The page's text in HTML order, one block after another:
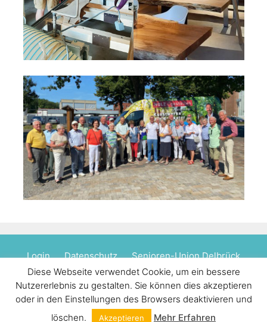
Login Datenschutz
Senioren-Union Delbrück
CDU Senioren Kreis PB
© 2026 Senioren Union Salzkotten • Erstellt mit
GeneratePress
Diese Webseite verwendet Cookie, um ein bessere
Nutzererlebnis zu gestalten. Sie können dies akzeptieren
oder in den Einstellungen des Browsers deaktivieren und
löschen.
Akzeptieren Mehr Erfahren